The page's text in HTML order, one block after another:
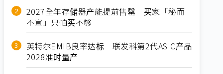
2027全年存储器产能提前售罄 买家「秘而
不宣」只怕买不够
英特尔EMIB良率达标 联发科第2代ASIC产品
2028准时量产